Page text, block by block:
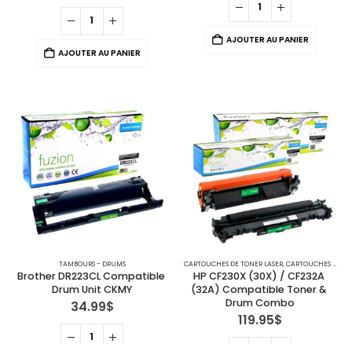
AJOUTER AU PANIER
AJOUTER AU PANIER
TAMBOURS - DRUMS
Brother DR223CL Compatible
Drum Unit CKMY
34.99$
CARTOUCHES DE TONER LASER,CARTOUCHES POUR IMPRIMANTES HP
HP CF230X (30X) / CF232A
(32A) Compatible Toner &
Drum Combo
119.95$